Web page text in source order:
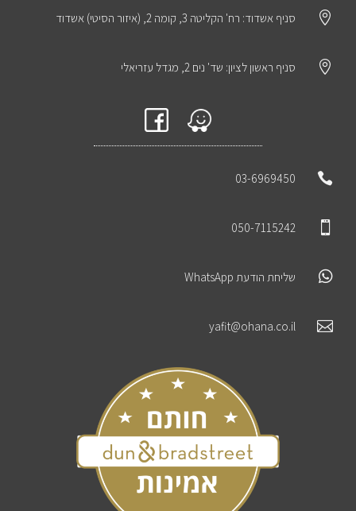
 סניף אשדוד: רח' הקליטה 3, קומה 2, (איזור הסיטי) אשדוד
 סניף ראשון לציון: שד' נים 2, מגדל עזריאלי

03-6969450

050-7115242
 שליחת הודעת WhatsApp

yafit@ohana.co.il